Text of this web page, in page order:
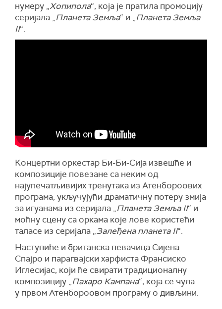
нумеру „Хопипола“, која је пратила промоцију
серијала „Планета Земља“ и „Планета Земља
II“.
Концертни оркестар Би-Би-Сија извешће и
композиције повезане са неким од
најупечатљивијих тренутака из Атенбороових
програма, укључујући драматичну потеру змија
за игуанама из серијала „Планета Земља II“ и
моћну сцену са оркама које лове користећи
таласе из серијала „Залеђена планета II“.
Наступиће и британска певачица Сијена
Спајро и парагвајски харфиста Франсиско
Иглесијас, који ће свирати традиционалну
композицију „Пахаро Кампана“, која се чула
у првом Атенбороовом програму о дивљини.